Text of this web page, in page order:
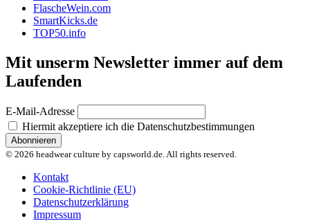
FlascheWein.com
SmartKicks.de
TOP50.info
Mit unserm Newsletter immer auf dem
Laufenden
E-Mail-Adresse
Hiermit akzeptiere ich die Datenschutzbestimmungen
© 2026 headwear culture by capsworld.de. All rights reserved.
Kontakt
Cookie-Richtlinie (EU)
Datenschutzerklärung
Impressum